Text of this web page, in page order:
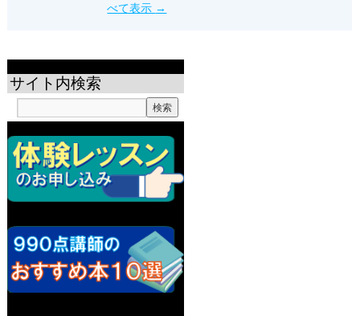
べて表示 →
サイト内検索